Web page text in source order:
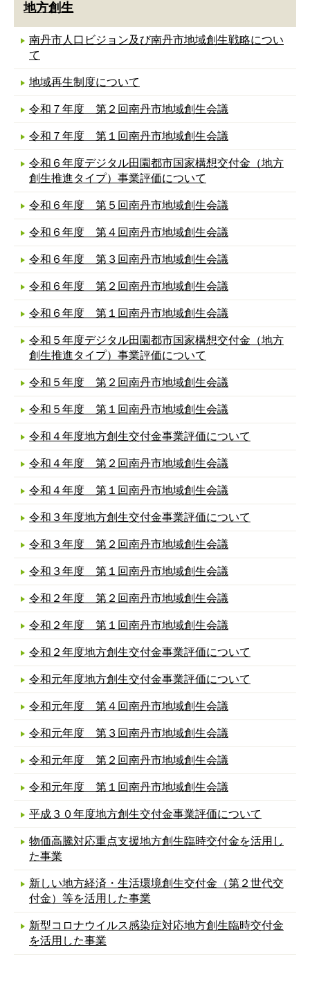
地方創生
南丹市人口ビジョン及び南丹市地域創生戦略につい
て
地域再生制度について
令和７年度 第２回南丹市地域創生会議
令和７年度 第１回南丹市地域創生会議
令和６年度デジタル田園都市国家構想交付金（地方
創生推進タイプ）事業評価について
令和６年度 第５回南丹市地域創生会議
令和６年度 第４回南丹市地域創生会議
令和６年度 第３回南丹市地域創生会議
令和６年度 第２回南丹市地域創生会議
令和６年度 第１回南丹市地域創生会議
令和５年度デジタル田園都市国家構想交付金（地方
創生推進タイプ）事業評価について
令和５年度 第２回南丹市地域創生会議
令和５年度 第１回南丹市地域創生会議
令和４年度地方創生交付金事業評価について
令和４年度 第２回南丹市地域創生会議
令和４年度 第１回南丹市地域創生会議
令和３年度地方創生交付金事業評価について
令和３年度 第２回南丹市地域創生会議
令和３年度 第１回南丹市地域創生会議
令和２年度 第２回南丹市地域創生会議
令和２年度 第１回南丹市地域創生会議
令和２年度地方創生交付金事業評価について
令和元年度地方創生交付金事業評価について
令和元年度 第４回南丹市地域創生会議
令和元年度 第３回南丹市地域創生会議
令和元年度 第２回南丹市地域創生会議
令和元年度 第１回南丹市地域創生会議
平成３０年度地方創生交付金事業評価について
物価高騰対応重点支援地方創生臨時交付金を活用し
た事業
新しい地方経済・生活環境創生交付金（第２世代交
付金）等を活用した事業
新型コロナウイルス感染症対応地方創生臨時交付金
を活用した事業